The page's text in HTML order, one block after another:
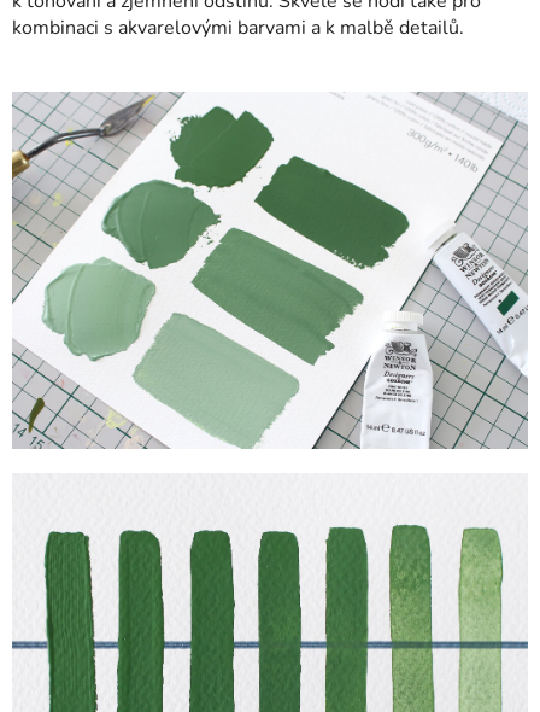
kombinaci s akvarelovými barvami a k malbě detailů.